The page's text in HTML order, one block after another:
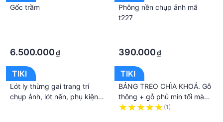
Gốc trầm
6.500.000₫
Phông nền chụp ảnh mã
t227
390.000₫
TIKI
Lót ly thừng gai trang trí
chụp ảnh, lót nến, phụ kiện
TIKI
BẢNG TREO CHÌA KHOÁ. Gỗ
thông + gỗ phủ min tối màu,
Size 42*25cm, nội dung dán
(1)